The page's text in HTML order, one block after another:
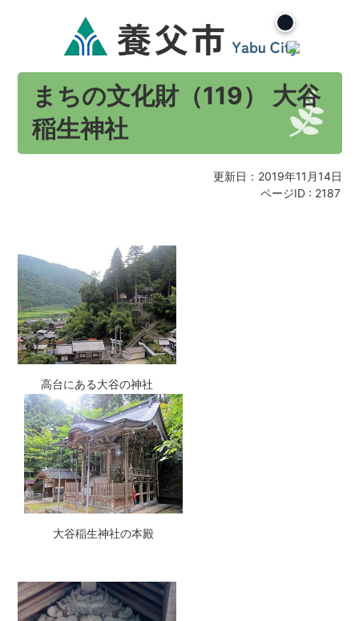
まちの文化財（119） 大谷
稲生神社
更新日：2019年11月14日
ページID : 2187
高台にある大谷の神社
大谷稲生神社の本殿